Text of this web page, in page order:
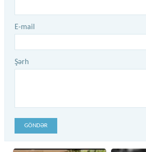
E-mail
Şərh
GÖNDƏR